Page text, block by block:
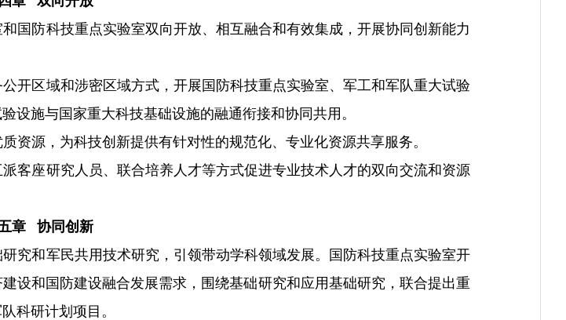
防科技重点实验室双向开放、相互融合和有效集成，开展协同创新能力
区域和涉密区域方式，开展国防科技重点实验室、军工和军队重大试验
设施与国家重大科技基础设施的融通衔接和协同共用。
源，为科技创新提供有针对性的规范化、专业化资源共享服务。
座研究人员、联合培养人才等方式促进专业技术人才的双向交流和资源
章 协同创新
和军民共用技术研究，引领带动学科领域发展。国防科技重点实验室开
设和国防建设融合发展需求，围绕基础研究和应用基础研究，联合提出重
科研计划项目。